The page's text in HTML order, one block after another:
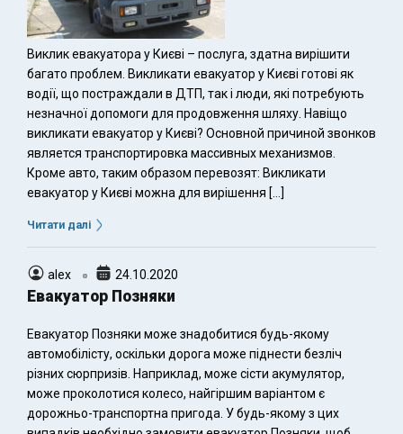
Виклик евакуатора у Києві – послуга, здатна вирішити
багато проблем. Викликати евакуатор у Києві готові як
водії, що постраждали в ДТП, так і люди, які потребують
незначної допомоги для продовження шляху. Навіщо
викликати евакуатор у Києві? Основной причиной звонков
является транспортировка массивных механизмов.
Кроме авто, таким образом перевозят: Викликати
евакуатор у Києві можна для вирішення […]
Читати далі
alex 24.10.2020
Евакуатор Позняки
Евакуатор Позняки може знадобитися будь-якому
автомобілісту, оскільки дорога може піднести безліч
різних сюрпризів. Наприклад, може сісти акумулятор,
може проколотися колесо, найгіршим варіантом є
дорожньо-транспортна пригода. У будь-якому з цих